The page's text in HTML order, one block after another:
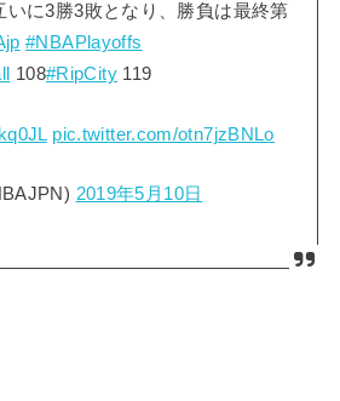
いに3勝3敗となり、勝負は最終第
#NBAPlayoffs
108#RipCity119
pic.twitter.com/otn7jzBNLo
2019年5月10日